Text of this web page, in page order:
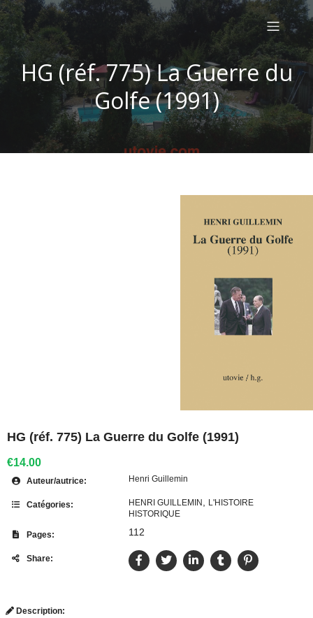
HG (réf. 775) La Guerre du
Golfe (1991)
HG (réf. 775) La Guerre du Golfe (1991)
€14.00
Auteur/autrice: Henri Guillemin
Catégories: HENRI GUILLEMIN
L'HISTOIRE
HISTORIQUE
Pages: 112
Share:
Description: